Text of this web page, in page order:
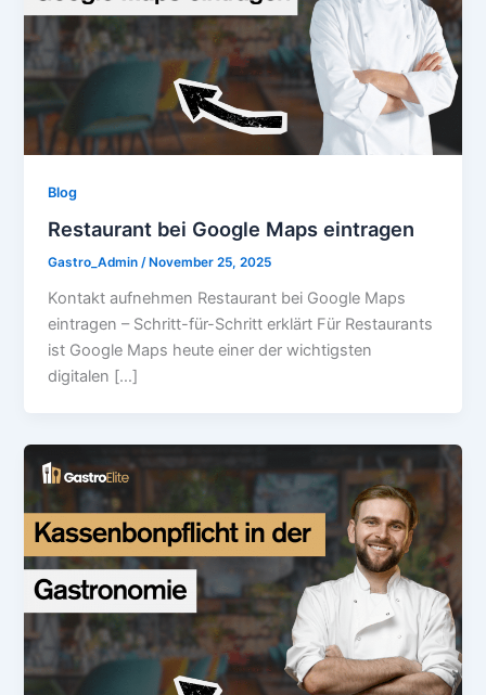
Blog
Restaurant bei Google Maps eintragen
Gastro_Admin/ November 25, 2025
Kontakt aufnehmen Restaurant bei Google Maps
eintragen – Schritt-für-Schritt erklärt Für Restaurants
ist Google Maps heute einer der wichtigsten
digitalen […]